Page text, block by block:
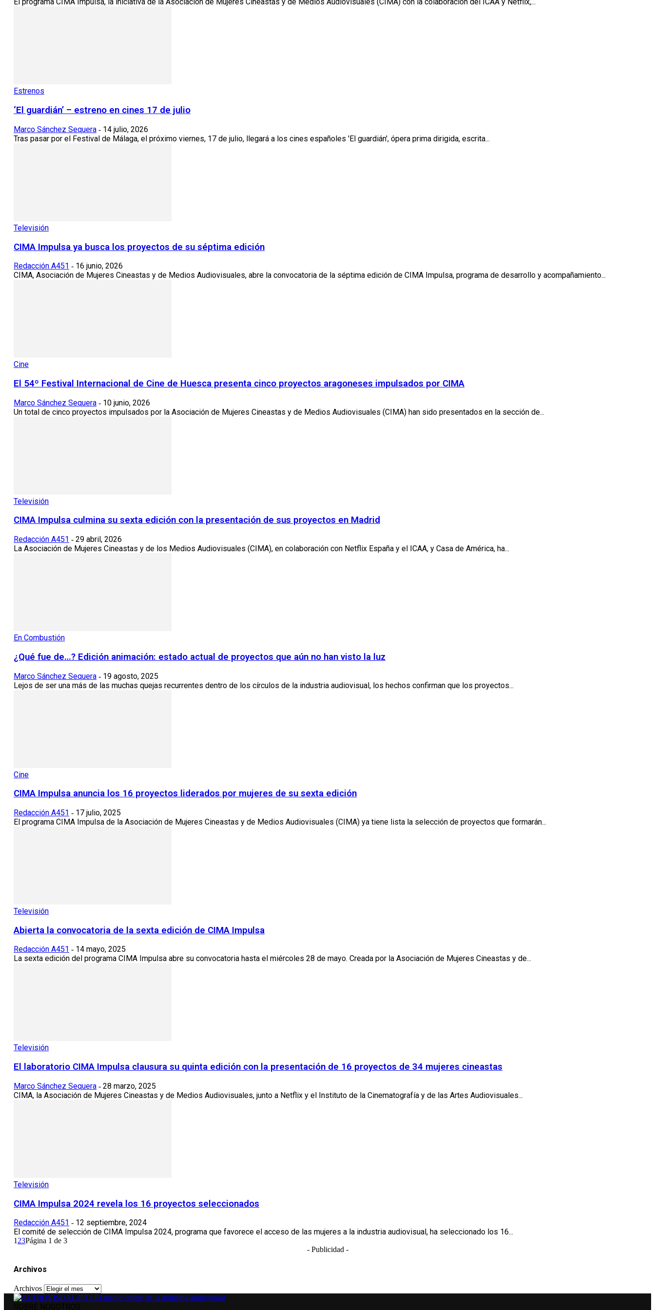
El programa CIMA Impulsa, la iniciativa de la Asociación de Mujeres Cineastas y de Medios Audiovisuales (CIMA) con la colaboración del ICAA y Netflix,...
Estrenos
‘El guardián’ – estreno en cines 17 de julio
Marco Sánchez Sequera - 14 julio, 2026
Tras pasar por el Festival de Málaga, el próximo viernes, 17 de julio, llegará a los cines españoles 'El guardián', ópera prima dirigida, escrita...
Televisión
CIMA Impulsa ya busca los proyectos de su séptima edición
Redacción A451 - 16 junio, 2026
CIMA, Asociación de Mujeres Cineastas y de Medios Audiovisuales, abre la convocatoria de la séptima edición de CIMA Impulsa, programa de desarrollo y acompañamiento...
Cine
El 54º Festival Internacional de Cine de Huesca presenta cinco proyectos aragoneses impulsados por CIMA
Marco Sánchez Sequera - 10 junio, 2026
Un total de cinco proyectos impulsados por la Asociación de Mujeres Cineastas y de Medios Audiovisuales (CIMA) han sido presentados en la sección de...
Televisión
CIMA Impulsa culmina su sexta edición con la presentación de sus proyectos en Madrid
Redacción A451 - 29 abril, 2026
La Asociación de Mujeres Cineastas y de los Medios Audiovisuales (CIMA), en colaboración con Netflix España y el ICAA, y Casa de América, ha...
En Combustión
¿Qué fue de…? Edición animación: estado actual de proyectos que aún no han visto la luz
Marco Sánchez Sequera - 19 agosto, 2025
Lejos de ser una más de las muchas quejas recurrentes dentro de los círculos de la industria audiovisual, los hechos confirman que los proyectos...
Cine
CIMA Impulsa anuncia los 16 proyectos liderados por mujeres de su sexta edición
Redacción A451 - 17 julio, 2025
El programa CIMA Impulsa de la Asociación de Mujeres Cineastas y de Medios Audiovisuales (CIMA) ya tiene lista la selección de proyectos que formarán...
Televisión
Abierta la convocatoria de la sexta edición de CIMA Impulsa
Redacción A451 - 14 mayo, 2025
La sexta edición del programa CIMA Impulsa abre su convocatoria hasta el miércoles 28 de mayo. Creada por la Asociación de Mujeres Cineastas y de...
Televisión
El laboratorio CIMA Impulsa clausura su quinta edición con la presentación de 16 proyectos de 34 mujeres cineastas
Marco Sánchez Sequera - 28 marzo, 2025
CIMA, la Asociación de Mujeres Cineastas y de Medios Audiovisuales, junto a Netflix y el Instituto de la Cinematografía y de las Artes Audiovisuales...
Televisión
CIMA Impulsa 2024 revela los 16 proyectos seleccionados
Redacción A451 - 12 septiembre, 2024
El comité de selección de CIMA Impulsa 2024, programa que favorece el acceso de las mujeres a la industria audiovisual, ha seleccionado los 16...
1 23Página 1 de 3
- Publicidad -
Archivos
Archivos